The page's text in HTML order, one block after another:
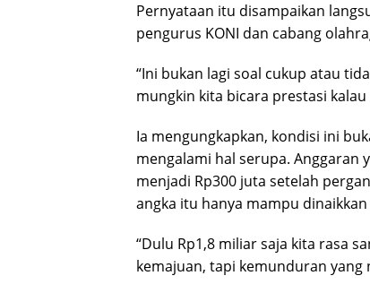
Pernyataan itu disampaikan
pengurus KONI dan cabang
“Ini bukan lagi soal cukup atau
mungkin kita bicara prestasi
Ia mengungkapkan, kondisi ini
mengalami hal serupa. Anggaran
menjadi Rp300 juta setelah
angka itu hanya mampu
“Dulu Rp1,8 miliar saja kita rasa
kemajuan, tapi kemunduran yang